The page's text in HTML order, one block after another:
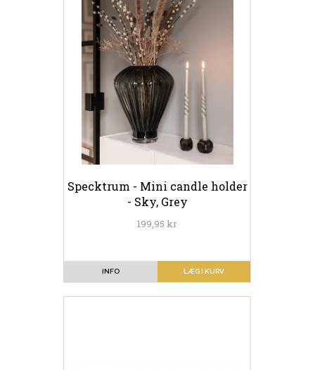
Specktrum - Mini candle holder
- Sky, Grey
199,95 kr
LÆG I KURV
INFO